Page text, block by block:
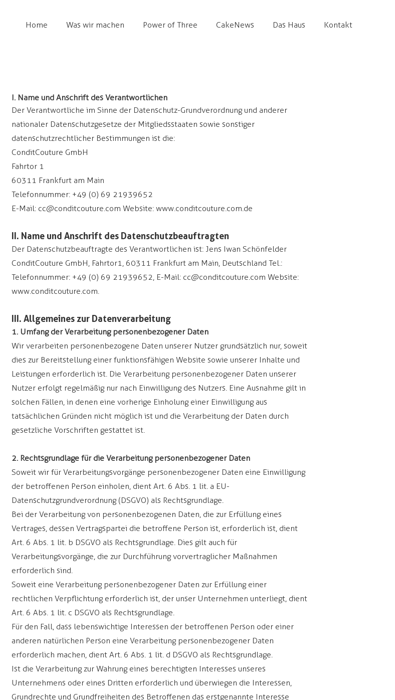
Home Was wir machen Power of Three CakeNews Das Haus Kontakt
I. Name und Anschrift des Verantwortlichen
Der Verantwortliche im Sinne der Datenschutz-Grundverordnung und anderer
nationaler Datenschutzgesetze der Mitgliedsstaaten sowie sonstiger
datenschutzrechtlicher Bestimmungen ist die:
ConditCouture GmbH
Fahrtor 1
60311 Frankfurt am Main
Telefonnummer: +49 (0) 69 21939652
E-Mail: cc@conditcouture.com Website:www.conditcouture.com.de
II. Name und Anschrift des Datenschutzbeauftragten
Der Datenschutzbeauftragte des Verantwortlichen ist: Jens Iwan Schönfelder
ConditCouture GmbH, Fahrtor1, 60311 Frankfurt am Main, Deutschland Tel.:
Telefonnummer: +49 (0) 69 21939652, E-Mail: cc@conditcouture.com Website:
www.conditcouture.com.
III. Allgemeines zur Datenverarbeitung
1. Umfang der Verarbeitung personenbezogener Daten
Wir verarbeiten personenbezogene Daten unserer Nutzer grundsätzlich nur, soweit
dies zur Bereitstellung einer funktionsfähigen Website sowie unserer Inhalte und
Leistungen erforderlich ist. Die Verarbeitung personenbezogener Daten unserer
Nutzer erfolgt regelmäßig nur nach Einwilligung des Nutzers. Eine Ausnahme gilt in
solchen Fällen, in denen eine vorherige Einholung einer Einwilligung aus
tatsächlichen Gründen nicht möglich ist und die Verarbeitung der Daten durch
gesetzliche Vorschriften gestattet ist.
2. Rechtsgrundlage für die Verarbeitung personenbezogener Daten
Soweit wir für Verarbeitungsvorgänge personenbezogener Daten eine Einwilligung
der betroffenen Person einholen, dient Art. 6 Abs. 1 lit. a EU-
Datenschutzgrundverordnung (DSGVO) als Rechtsgrundlage.
Bei der Verarbeitung von personenbezogenen Daten, die zur Erfüllung eines
Vertrages, dessen Vertragspartei die betroffene Person ist, erforderlich ist, dient
Art. 6 Abs. 1 lit. b DSGVO als Rechtsgrundlage. Dies gilt auch für
Verarbeitungsvorgänge, die zur Durchführung vorvertraglicher Maßnahmen
erforderlich sind.
Soweit eine Verarbeitung personenbezogener Daten zur Erfüllung einer
rechtlichen Verpflichtung erforderlich ist, der unser Unternehmen unterliegt, dient
Art. 6 Abs. 1 lit. c DSGVO als Rechtsgrundlage.
Für den Fall, dass lebenswichtige Interessen der betroffenen Person oder einer
anderen natürlichen Person eine Verarbeitung personenbezogener Daten
erforderlich machen, dient Art. 6 Abs. 1 lit. d DSGVO als Rechtsgrundlage.
Ist die Verarbeitung zur Wahrung eines berechtigten Interesses unseres
Unternehmens oder eines Dritten erforderlich und überwiegen die Interessen,
Grundrechte und Grundfreiheiten des Betroffenen das erstgenannte Interesse